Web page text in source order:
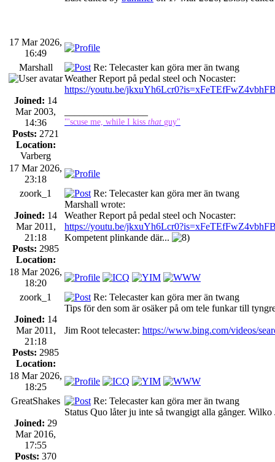
17 Mar 2026,
16:49
Marshall
Joined: 14
Mar 2003,
14:36
Posts: 2721
Location:
Varberg
Re: Telecaster kan göra mer än twang
Weather Report på pedal steel och Nocaster:
https://youtu.be/
"'scuse me, while I kiss that guy"
17 Mar 2026,
23:18
zoork_1
Joined: 14
Mar 2011,
21:18
Posts: 2985
Location:
Re: Telecaster kan göra mer än twang
Marshall wrote:
Weather Report på pedal steel och Nocaster:
https://youtu.be/
Kompetent plinkande där...
18 Mar 2026,
18:20
zoork_1
Joined: 14
Mar 2011,
21:18
Posts: 2985
Location:
Re: Telecaster kan göra mer än twang
Tips för den som är osäker på om tele funkar till
Jim Root telecaster: https://www.bing.com/videos/
18 Mar 2026,
18:25
GreatShakes
Joined: 29
Mar 2016,
17:55
Posts: 370
Re: Telecaster kan göra mer än twang
Status Quo låter ju inte så twangigt alla gånger.